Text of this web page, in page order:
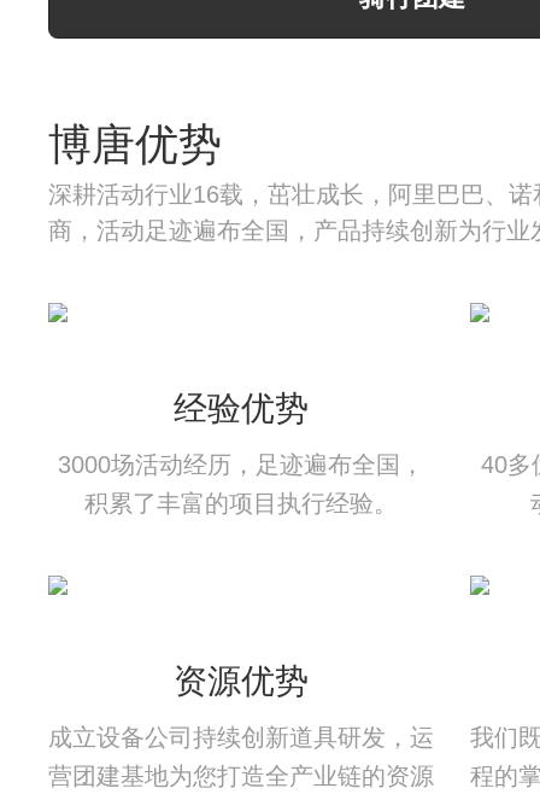
博唐优势
深耕活动行业16载，茁壮成长，阿里巴巴、
商，活动足迹遍布全国，产品持续创新为行业
经验优势
3000场活动经历，足迹遍布全国，
积累了丰富的项目执行经验。
40多
资源优势
成立设备公司持续创新道具研发，运
营团建基地为您打造全产业链的资源
我们
程的